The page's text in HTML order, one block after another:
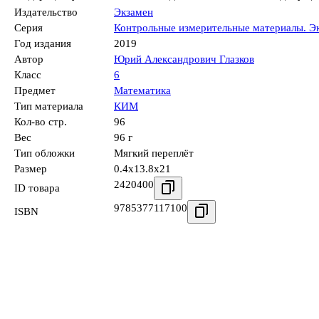
Издательство
Экзамен
Серия
Контрольные измерительные материалы.
Год издания
2019
Автор
Юрий Александрович Глазков
Класс
6
Предмет
Математика
Тип материала
КИМ
Кол-во стр.
96
Вес
96 г
Тип обложки
Мягкий переплёт
Размер
0.4x13.8x21
ID товара
2420400
ISBN 9785377117100